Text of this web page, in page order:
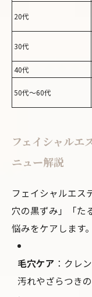
20代
30代
40代
50代〜60代
フェイシャルエ
ニュー解説
フェイシャルエス
穴の黒ずみ」「た
悩みをケアします
毛穴ケア ：クレ
汚れやざらつきの